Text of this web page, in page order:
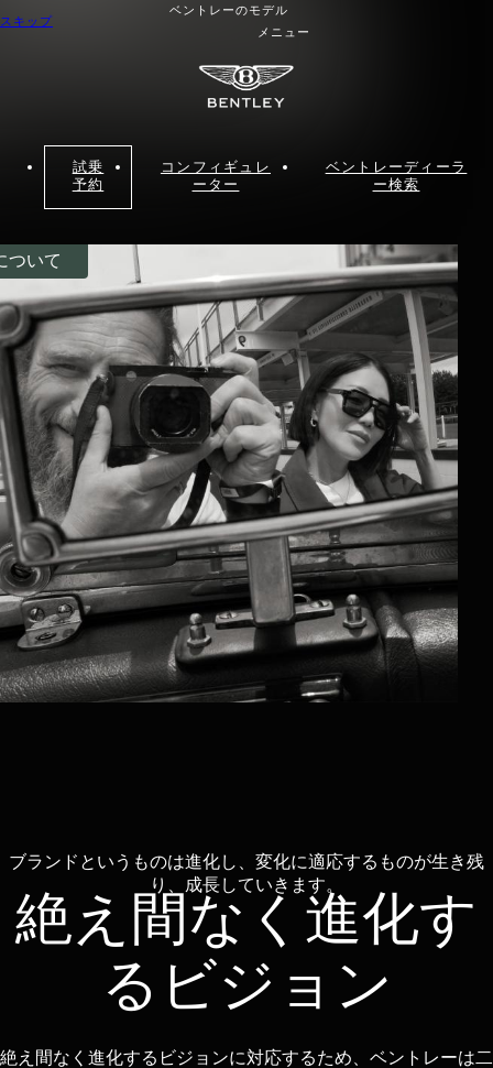
スキップ
ベントレーのモデル
メニュー
試乗
予約
コンフィギュレ
ーター
ベントレーディーラ
ー検索
ついて
ブランドというものは進化し、変化に適応するものが生き残
り、成長していきます。
絶え間なく進化す
るビジョン
絶え間なく進化するビジョンに対応するため、ベントレーは二